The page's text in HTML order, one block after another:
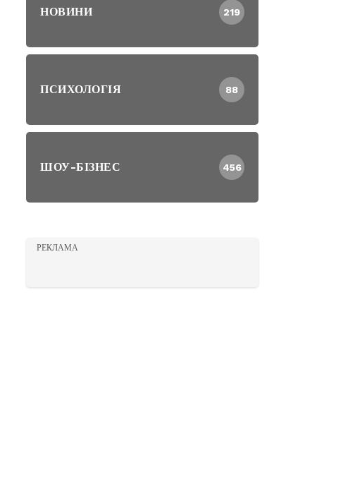
НОВИНИ 219
ПСИХОЛОГІЯ 88
ШОУ-БІЗНЕС 456
РЕКЛАМА